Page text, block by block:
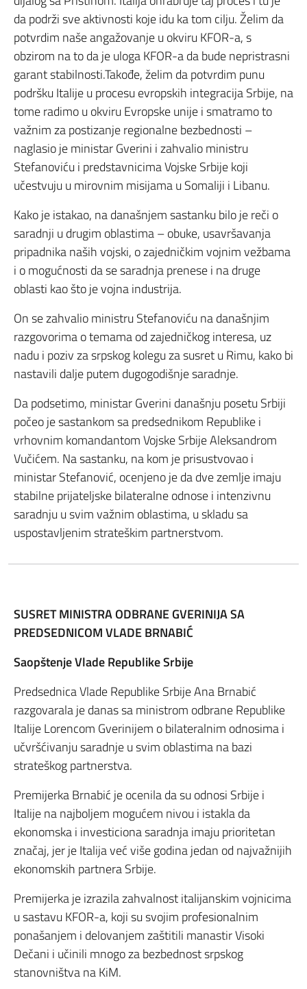
da podrži sve aktivnosti koje idu ka tom cilju. Želim da
potvrdim naše angažovanje u okviru KFOR-a, s
obzirom na to da je uloga KFOR-a da bude nepristrasni
garant stabilnosti.Takođe, želim da potvrdim punu
podršku Italije u procesu evropskih integracija Srbije, na
tome radimo u okviru Evropske unije i smatramo to
važnim za postizanje regionalne bezbednosti –
naglasio je ministar Gverini i zahvalio ministru
Stefanoviću i predstavnicima Vojske Srbije koji
učestvuju u mirovnim misijama u Somaliji i Libanu.
Kako je istakao, na današnjem sastanku bilo je reči o
saradnji u drugim oblastima – obuke, usavršavanja
pripadnika naših vojski, o zajedničkim vojnim vežbama
i o mogućnosti da se saradnja prenese i na druge
oblasti kao što je vojna industrija.
On se zahvalio ministru Stefanoviću na današnjim
razgovorima o temama od zajedničkog interesa, uz
nadu i poziv za srpskog kolegu za susret u Rimu, kako bi
nastavili dalje putem dugogodišnje saradnje.
Da podsetimo, ministar Gverini današnju posetu Srbiji
počeo je sastankom sa predsednikom Republike i
vrhovnim komandantom Vojske Srbije Aleksandrom
Vučićem. Na sastanku, na kom je prisustvovao i
ministar Stefanović, ocenjeno je da dve zemlje imaju
stabilne prijateljske bilateralne odnose i intenzivnu
saradnju u svim važnim oblastima, u skladu sa
uspostavljenim strateškim partnerstvom.
SUSRET MINISTRA ODBRANE GVERINIJA SA
PREDSEDNICOM VLADE BRNABIĆ
Saopštenje Vlade Republike Srbije
Predsednica Vlade Republike Srbije Ana Brnabić
razgovarala je danas sa ministrom odbrane Republike
Italije Lorencom Gverinijem o bilateralnim odnosima i
učvršćivanju saradnje u svim oblastima na bazi
strateškog partnerstva.
Premijerka Brnabić je ocenila da su odnosi Srbije i
Italije na najboljem mogućem nivou i istakla da
ekonomska i investiciona saradnja imaju prioritetan
značaj, jer je Italija već više godina jedan od najvažnijih
ekonomskih partnera Srbije.
Premijerka je izrazila zahvalnost italijanskim vojnicima
u sastavu KFOR-a, koji su svojim profesionalnim
ponašanjem i delovanjem zaštitili manastir Visoki
Dečani i učinili mnogo za bezbednost srpskog
stanovništva na KiM.